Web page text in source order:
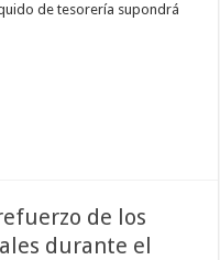
de tesorería supondrá
de los
durante el